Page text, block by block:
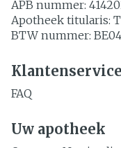
APB nummer:
Apotheek titularis:
BTW nummer:
Klantenservice
FAQ
Uw apotheek